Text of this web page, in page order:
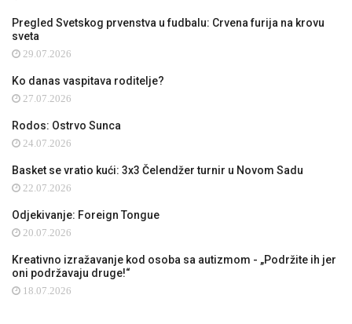
Pregled Svetskog prvenstva u fudbalu: Crvena furija na krovu
sveta
29.07.2026
Ko danas vaspitava roditelje?
27.07.2026
Rodos: Ostrvo Sunca
24.07.2026
Basket se vratio kući: 3x3 Čelendžer turnir u Novom Sadu
22.07.2026
Odjekivanje: Foreign Tongue
20.07.2026
Kreativno izražavanje kod osoba sa autizmom - „Podržite ih jer
oni podržavaju druge!“
18.07.2026